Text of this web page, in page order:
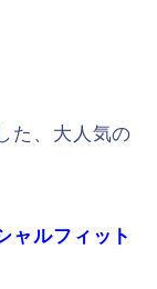
た、大人気の
ャルフィット